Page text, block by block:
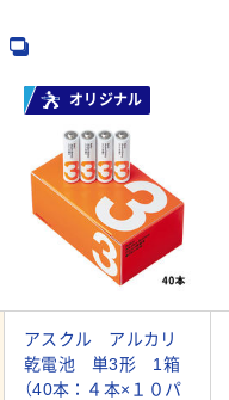
オリジナル
アスクル アルカリ
乾電池 単3形 1箱
（40本：４本×１０パ